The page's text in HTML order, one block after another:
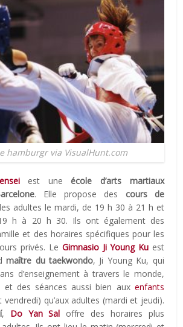
hamburgr via VisualHunt.com
est une école d’arts martiaux
. Elle propose des cours de
adultes le mardi, de 19 h 30 à 21 h et
h à 20 h 30. Ils ont également des
et des horaires spécifiques pour les
privés. Le Gimnasio Ji Young Ku est
maître du taekwondo, Ji Young Ku, qui
d’enseignement à travers le monde,
et des séances aussi bien aux enfants
qu’aux adultes (mardi et jeudi).
, Do Yan Sal offre des horaires plus